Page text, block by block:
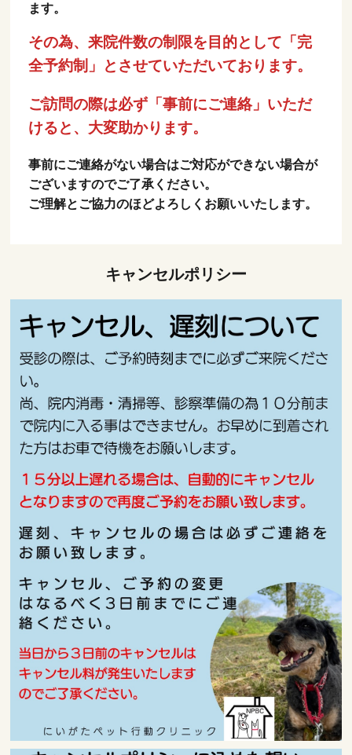
ます。
その為、来院件数の制限を目的として「完
全予約制」とさせていただいております。
ご訪問の際は必ず「事前にご連絡」いただ
けると、大変助かります。
事前にご連絡がない場合はご対応ができない場合が
ございますのでご了承ください。
ご理解とご協力のほどよろしくお願いいたします。
キャンセルポリシー